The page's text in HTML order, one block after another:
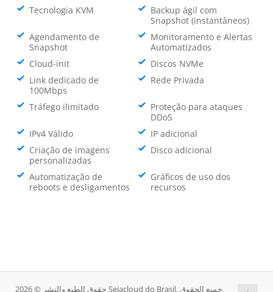
Tecnologia KVM
Backup ágil com
Snapshot (instantâneos)
Agendamento de
Snapshot
Monitoramento e Alertas
Automatizados
Cloud-init
Discos NVMe
Link dedicado de
100Mbps
Rede Privada
Tráfego ilimitado
Proteção para ataques
DDoS
IPv4 Válido
IP adicional
Criação de imagens
personalizadas
Disco adicional
Automatização de
reboots e desligamentos
Gráficos de uso dos
recursos
حقوق الطبع والنشر © 2026 Sejacloud do Brasil. جميع الحقوق